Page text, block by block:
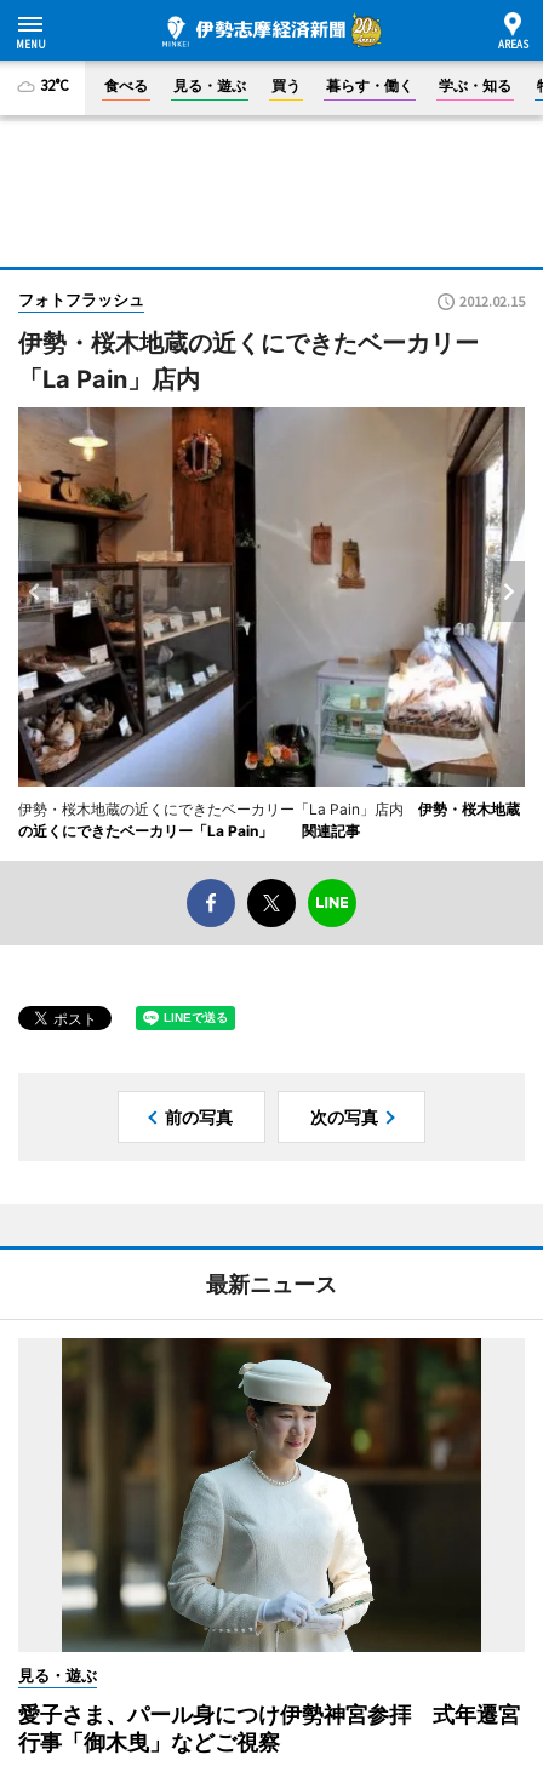
32°C 食べる 見る・遊ぶ 買う 暮らす・働く 学ぶ・知る
フォトフラッシュ 2012.02.15
伊勢・桜木地蔵の近くにできたベーカリー
「La Pain」店内
伊勢・桜木地蔵の近くにできたベーカリー「La Pain」店内 伊勢・桜木地蔵
の近くにできたベーカリー「La Pain」
関連記事
前の写真 次の写真
最新ニュース
見る・遊ぶ
愛子さま、パール身につけ伊勢神宮参拝 式年遷宮
行事「御木曳」などご視察